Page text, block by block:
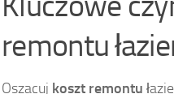
remontu
Oszacuj koszt remontu